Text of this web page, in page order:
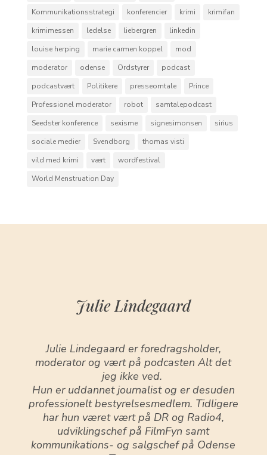
Kommunikationsstrategi
konferencier krimi
krimifan
krimimessen
ledelse liebergren
linkedin
louise herping
marie carmen koppel
mod
moderator
odense Ordstyrer
podcast
podcastvært
Politikere presseomtale
Prince
Professionel moderator
robot
samtalepodcast
Seedster konference
sexisme signesimonsen
sirius
sociale medier
Svendborg
thomas visti
vild med krimi
vært
wordfestival
World Menstruation Day
Julie Lindegaard
Julie Lindegaard er foredragsholder,
moderator og vært på podcasten Alt det
jeg ikke ved.
Hun er uddannet journalist og er desuden
professionelt bestyrelsesmedlem. Tidligere
har hun været vært på DR og Radio4,
udviklingschef på FilmFyn samt
kommunikations- og salgschef på Odense